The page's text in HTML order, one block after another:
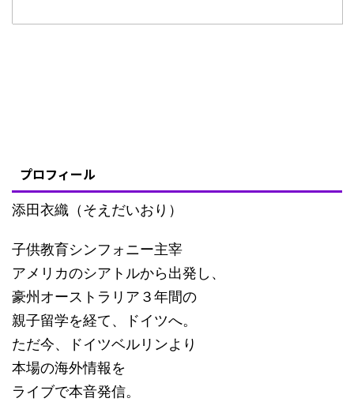
プロフィール
添田衣織（そえだいおり）
子供教育シンフォニー主宰
アメリカのシアトルから出発し、
豪州オーストラリア３年間の
親子留学を経て、ドイツへ。
ただ今、ドイツベルリンより
本場の海外情報を
ライブで本音発信。